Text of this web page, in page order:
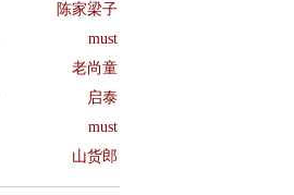
陈家梁子
must
老尚童
启泰
must
山货郎